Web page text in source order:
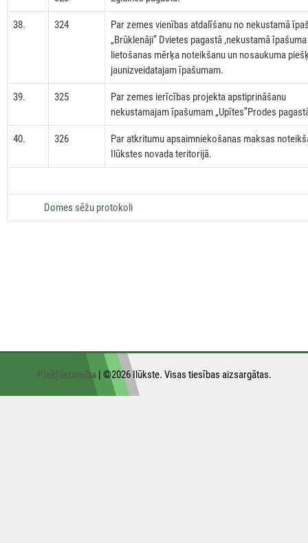
38. 324
Par zemes vienības atdalīšanu no nekustamā
„Brūklenāji” Dvietes pagastā ,nekustamā īpašuma
lietošanas mērķa noteikšanu un nosaukuma
jaunizveidatajam īpašumam.
39. 325
Par zemes ierīcības projekta apstiprināšanu
nekustamajam īpašumam „Upītes”Prodes
40. 326
Par atkritumu apsaimniekošanas maksas
Ilūkstes novada teritorijā.
Domes sēžu protokoli
Piekļūstamība| ©2026 Ilūkste. Visas tiesības aizsargātas.